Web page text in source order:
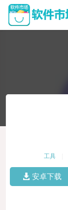
工具
安卓下载